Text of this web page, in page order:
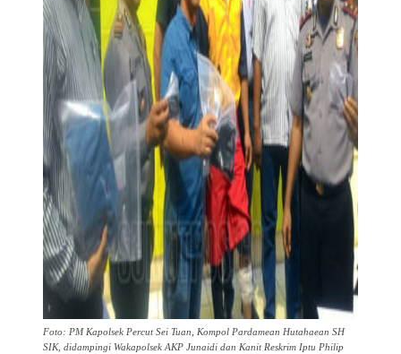
Foto: PM Kapolsek Percut Sei Tuan, Kompol Pardamean Hutahaean SH
SIK, didampingi Wakapolsek AKP Junaidi dan Kanit Reskrim Iptu Philip